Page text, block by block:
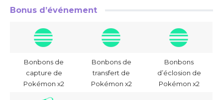
Bonus d’événement
Bonbons de
capture de
Pokémon x2
Bonbons de
transfert de
Pokémon x2
Bonbons
d’éclosion de
Pokémon x2